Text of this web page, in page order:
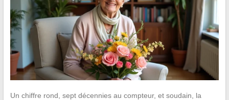
Un chiffre rond, sept décennies au compteur, et soudain, la